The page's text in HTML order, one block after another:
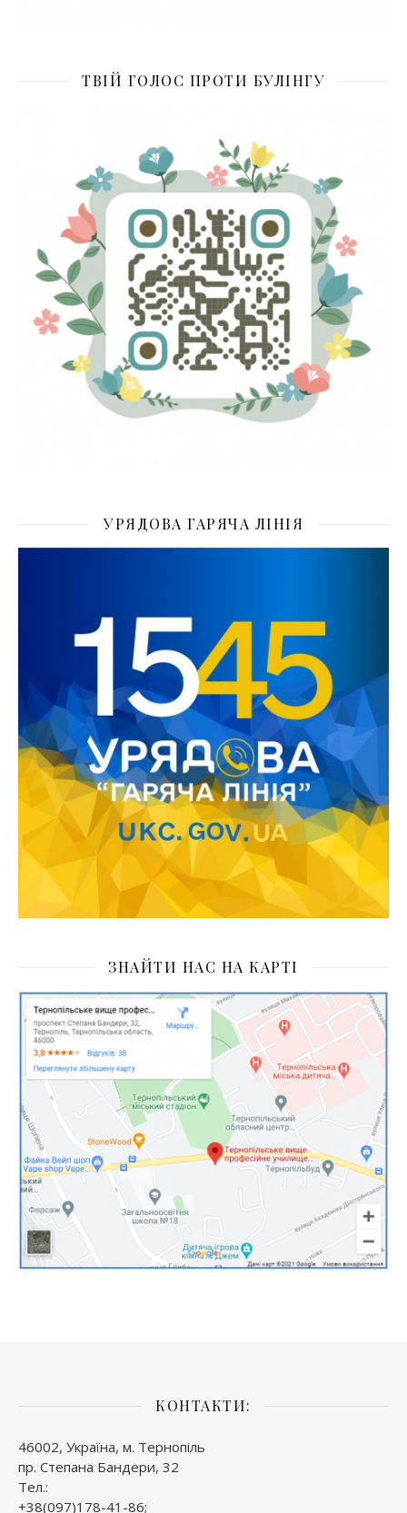
ТВІЙ ГОЛОС ПРОТИ БУЛІНГУ
УРЯДОВА ГАРЯЧА ЛІНІЯ
ЗНАЙТИ НАС НА КАРТІ
КОНТАКТИ:
46002, Україна, м. Тернопіль
пр. Степана Бандери, 32
Тел.:
+38(097)178-41-86;